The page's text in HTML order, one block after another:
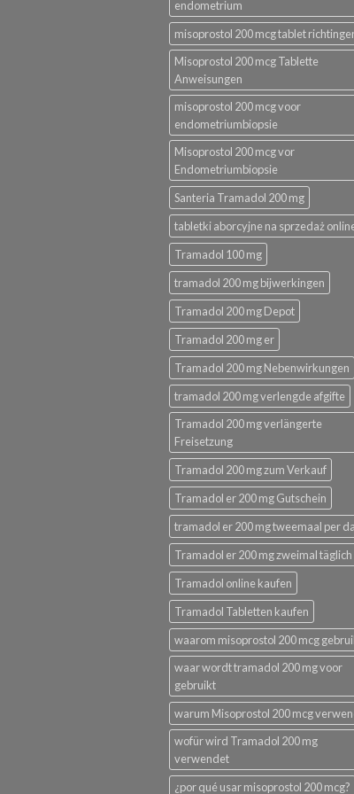
endometrium
misoprostol 200 mcg tablet
Misoprostol 200 mcg Tablette
Anweisungen
misoprostol 200 mcg voor
endometriumbiopsie
Misoprostol 200 mcg vor
Endometriumbiopsie
Santeria Tramadol 200 mg
tabletki aborcyjne na sprzedaż
Tramadol 100 mg
tramadol 200 mg bijwerkingen
Tramadol 200 mg Depot
Tramadol 200 mg er
Tramadol 200 mg Nebenwirkungen
tramadol 200 mg verlengde afgifte
Tramadol 200 mg verlängerte
Freisetzung
Tramadol 200 mg zum Verkauf
Tramadol er 200 mg Gutschein
tramadol er 200 mg tweemaal per
Tramadol er 200 mg zweimal täglich
Tramadol online kaufen
Tramadol Tabletten kaufen
waarom misoprostol 200 mcg
waar wordt tramadol 200 mg voor
gebruikt
warum Misoprostol 200 mcg
wofür wird Tramadol 200 mg
verwendet
¿por qué usar misoprostol 200 mcg?